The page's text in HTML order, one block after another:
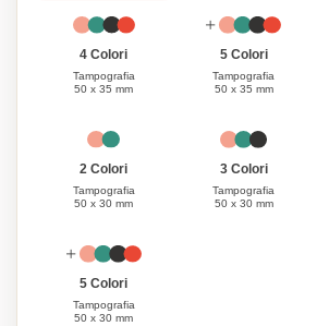
4 Colori
Tampografia
50 x 35 mm
5 Colori
Tampografia
50 x 35 mm
2 Colori
Tampografia
50 x 30 mm
3 Colori
Tampografia
50 x 30 mm
5 Colori
Tampografia
50 x 30 mm